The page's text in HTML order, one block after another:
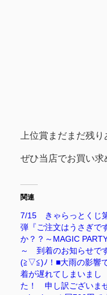
上位賞まだまだ残り
ぜひ当店でお買い
関連
7/15 きゃらっとくじ
弾『ご注文はうさぎで
か？？～MAGIC
～ 到着のお知らせで
(≧▽≦)ﾉ！■大雨の影響
着が遅れてしまいまし
た！ 申し訳ございま